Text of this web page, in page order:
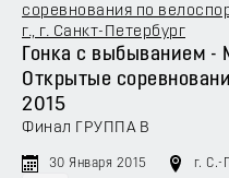
соревнования по
г., г. Санкт-Петербург
Гонка с выбыванием -
Открытые
2015
Финал ГРУППА В
30 Января 2015
г. С.-